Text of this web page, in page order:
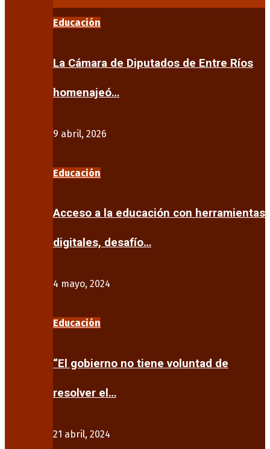
Educación
La Cámara de Diputados de Entre Ríos
homenajeó…
9 abril, 2026
Educación
Acceso a la educación con herramientas
digitales, desafío…
4 mayo, 2024
Educación
“El gobierno no tiene voluntad de
resolver el…
21 abril, 2024